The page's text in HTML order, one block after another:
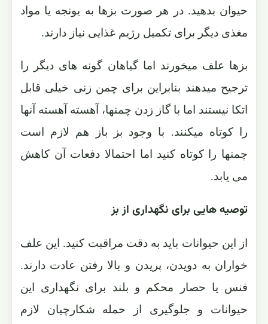
حیوان بدهید. در هر صورت بزها به یونجه یا مواد
مغذی دیگر برای تکمیل رژیم غذایی نیاز دارند.
بزها علف میخورند اما گیاهان گونه های دیگر را
ترجیح میدهند بنابراین برای چمن زنی خیلی قابل
اتکا نیستند اما با گاز زدن چمنها، آهسته آهسته آنها
را کوتاه میکنند. با وجود بز باز هم لازم است
چمنها را کوتاه کنید اما احتمالا دفعات آن کاهش
می یابد.
توصیه هایی برای نگهداری از بز
از این حیوانات باید به دقت مراقبت کنید. این علف
خواران به دویدن، پریدن و بالا رفتن عادت دارند.
فنس یا حصار محکم و بلند برای نگهداری این
حیوانات و جلوگیری از حمله شکارچیان لازم